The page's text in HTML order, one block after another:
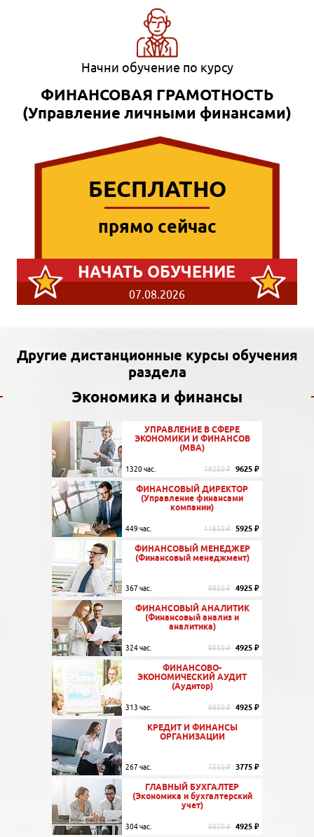
Начни обучение по курсу
ФИНАНСОВАЯ ГРАМОТНОСТЬ
(Управление личными финансами)
БЕСПЛАТНО
прямо сейчас
НАЧАТЬ ОБУЧЕНИЕ
07.08.2026
Другие дистанционные курсы обучения
раздела
Экономика и финансы
УПРАВЛЕНИЕ В СФЕРЕ
ЭКОНОМИКИ И ФИНАНСОВ
(MBA)
1320 час. 19250 ₽ 9625 ₽
ФИНАНСОВЫЙ ДИРЕКТОР
(Управление финансами
компании)
449 час. 11850 ₽ 5925 ₽
ФИНАНСОВЫЙ МЕНЕДЖЕР
(Финансовый менеджмент)
367 час. 9850 ₽ 4925 ₽
ФИНАНСОВЫЙ АНАЛИТИК
(Финансовый анализ и
аналитика)
324 час. 9850 ₽ 4925 ₽
ФИНАНСОВО-
ЭКОНОМИЧЕСКИЙ АУДИТ
(Аудитор)
313 час. 9850 ₽ 4925 ₽
КРЕДИТ И ФИНАНСЫ
ОРГАНИЗАЦИИ
267 час. 7550 ₽ 3775 ₽
ГЛАВНЫЙ БУХГАЛТЕР
(Экономика и бухгалтерский
учет)
304 час. 9850 ₽ 4925 ₽